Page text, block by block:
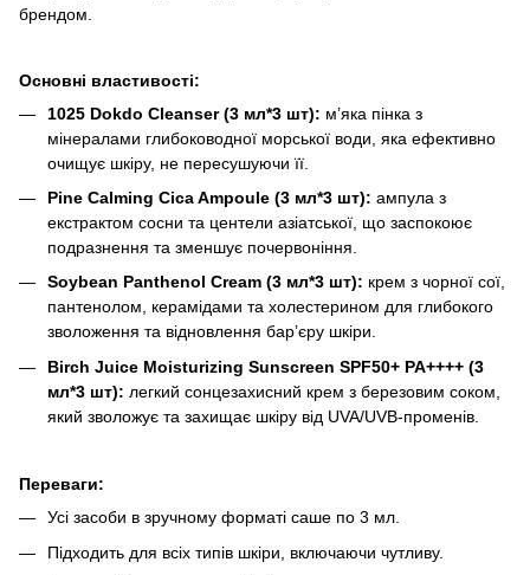
брендом.
Основні властивості:
1025 Dokdo Cleanser (3 мл*3 шт): м’яка пінка з
мінералами глибоководної морської води, яка ефективно
очищує шкіру, не пересушуючи її.
Pine Calming Cica Ampoule (3 мл*3 шт): ампула з
екстрактом сосни та центели азіатської, що заспокоює
подразнення та зменшує почервоніння.
Soybean Panthenol Cream (3 мл*3 шт): крем з чорної сої,
пантенолом, керамідами та холестерином для глибокого
зволоження та відновлення бар’єру шкіри.
Birch Juice Moisturizing Sunscreen SPF50+ PA++++ (3
мл*3 шт): легкий сонцезахисний крем з березовим соком,
який зволожує та захищає шкіру від UVA/UVB-променів.
Переваги:
Усі засоби в зручному форматі саше по 3 мл.
Підходить для всіх типів шкіри, включаючи чутливу.